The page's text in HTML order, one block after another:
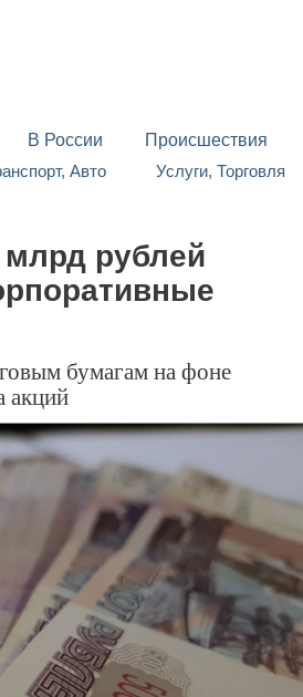
В России Происшествия
Авто Услуги, Торговля
рублей
бумагам на фоне
акций